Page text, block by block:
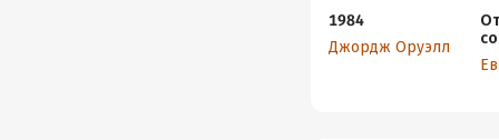
1984
Джордж Оруэлл